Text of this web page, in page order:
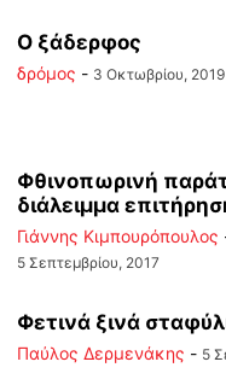
Ο ξάδερφος
δρόμος - 3 Οκτωβρίου, 2019
Φθινοπωρινή
διάλειμμα
Γιάννης Κιμπουρόπουλος
5 Σεπτεμβρίου, 2017
Φετινά ξινά
Παύλος Δερμενάκης - 5